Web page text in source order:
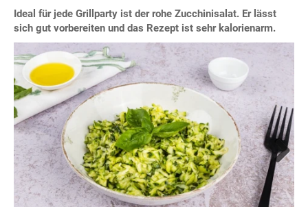
Ideal für jede Grillparty ist der rohe Zucchinisalat. Er lässt
sich gut vorbereiten und das Rezept ist sehr kalorienarm.
Next